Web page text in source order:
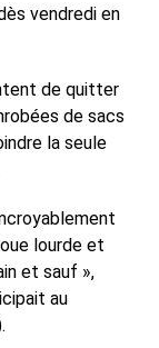
vendredi en
de quitter
de sacs
la seule
lourde et
et sauf »,
au